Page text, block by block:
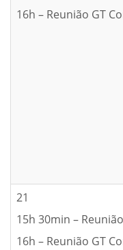
16h – Reunião GT
21
15h 30min –
16h – Reunião GT